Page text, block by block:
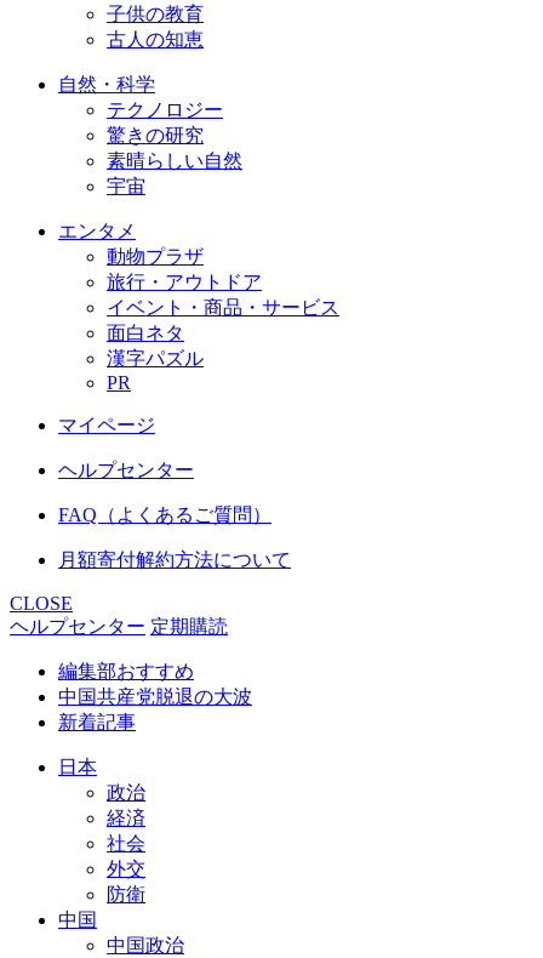
子供の教育
古人の知恵
自然・科学
テクノロジー
驚きの研究
素晴らしい自然
宇宙
エンタメ
動物プラザ
旅行・アウトドア
イベント・商品・サービス
面白ネタ
漢字パズル
PR
マイページ
ヘルプセンター
FAQ（よくあるご質問）
月額寄付解約方法について
CLOSE
ヘルプセンター 定期購読
編集部おすすめ
中国共産党脱退の大波
新着記事
日本
政治
経済
社会
外交
防衛
中国
中国政治